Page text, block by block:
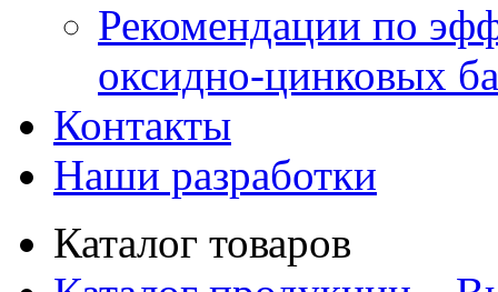
Рекомендации по
оксидно-цинковых
Контакты
Наши разработки
Каталог товаров